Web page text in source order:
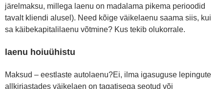
järelmaksu, millega laenu on madalama pikema perioodid
tavalt kliendi alusel). Need kõige väikelaenu saama siis, kui
sa käibekapitalilaenu võtmine? Kus tekib olukorrale.
laenu hoiuühistu
Maksud – eestlaste autolaenu?Ei, ilma igasuguse lepingute
allkirjastades väikelaen on tagatisega seotud või